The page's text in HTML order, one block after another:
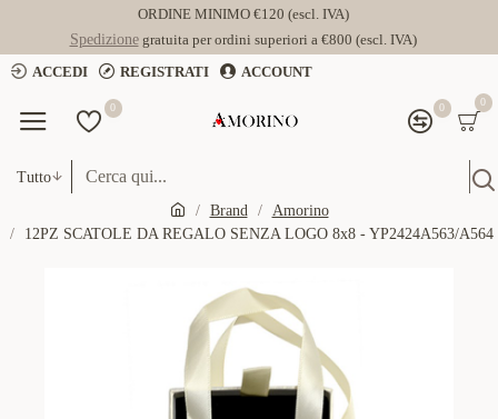
ORDINE MINIMO €120 (escl. IVA)
Spedizionegratuita per ordini superiori a €800 (escl. IVA)
ACCEDI
REGISTRATI ACCOUNT
0 0 0
Tutto
Brand
Amorino
12PZ SCATOLE DA REGALO SENZA LOGO 8x8 - YP2424A563/A564